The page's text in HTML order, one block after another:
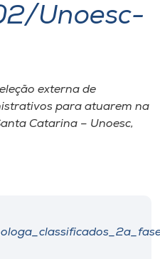
Unoesc-
externa de
para atuarem na
Catarina – Unoesc,